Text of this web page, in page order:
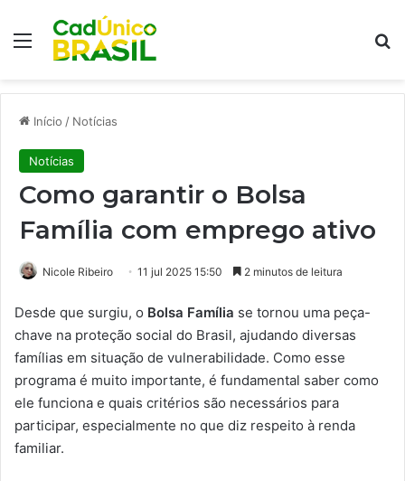
Menu
Início / Notícias
Notícias
Como garantir o Bolsa
Família com emprego ativo
Nicole Ribeiro 11 jul 2025 15:50 2 minutos de leitura
Desde que surgiu, o Bolsa Família se tornou uma peça-
chave na proteção social do Brasil, ajudando diversas
famílias em situação de vulnerabilidade. Como esse
programa é muito importante, é fundamental saber como
ele funciona e quais critérios são necessários para
participar, especialmente no que diz respeito à renda
familiar.